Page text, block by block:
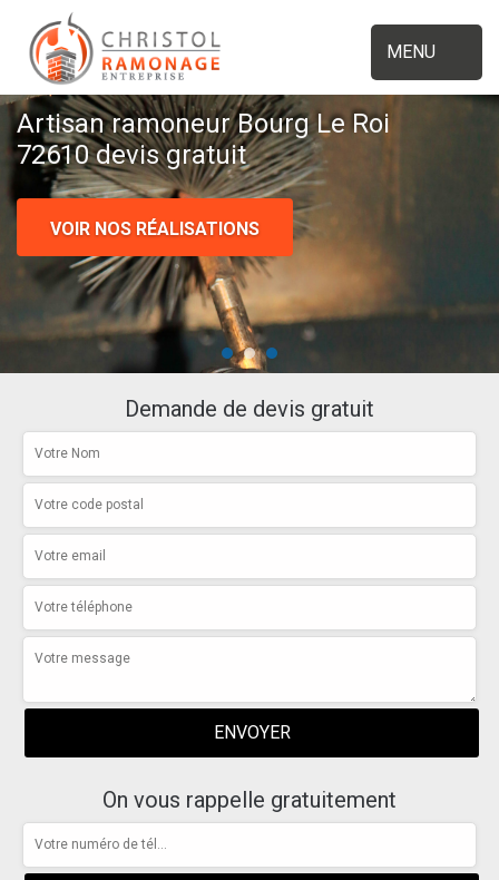
MENU
Artisan ramoneur Bourg Le Roi
72610 devis gratuit
VOIR NOS RÉALISATIONS
Demande de devis gratuit
On vous rappelle gratuitement